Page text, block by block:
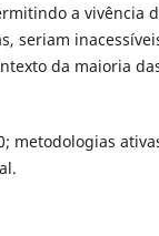
a vivência
seriam
da maioria
metodologias